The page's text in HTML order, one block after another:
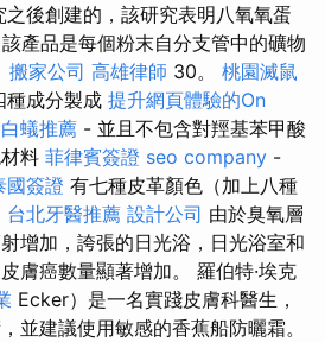
後創建的，該研究表明八氧氧蛋
產品是每個粉末自分支管中的礦物
搬家公司 高雄律師 30。 桃園滅鼠
種成分製成 提升網頁體驗的On
蟻推薦 - 並且不包含對羥基苯甲酸
料 菲律賓簽證 seo company -
國簽證 有七種皮革顏色（加上八種
台北牙醫推薦 設計公司 由於臭氧層
增加，誇張的日光浴，日光浴室和
膚癌數量顯著增加。 羅伯特·埃克
Ecker）是一名實踐皮膚科醫生，
並建議使用敏感的香蕉船防曬霜。